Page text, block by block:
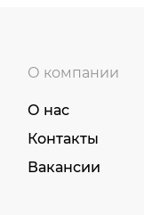
О компании
О нас
Контакты
Вакансии